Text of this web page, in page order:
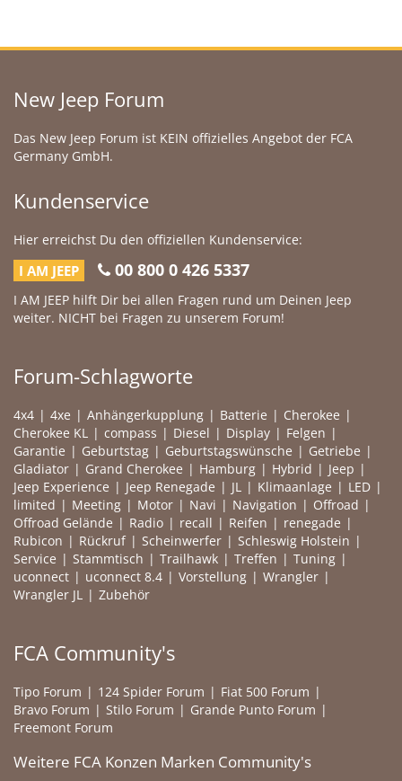
New Jeep Forum
Das New Jeep Forum ist KEIN offizielles Angebot der FCA
Germany GmbH.
Kundenservice
Hier erreichst Du den offiziellen Kundenservice:
I AM JEEP 00 800 0 426 5337
I AM JEEP hilft Dir bei allen Fragen rund um Deinen Jeep
weiter. NICHT bei Fragen zu unserem Forum!
Forum-Schlagworte
4x4 4xe Anhängerkupplung Batterie
Cherokee
Cherokee KL
compass Diesel Display
Felgen
Garantie
Geburtstag Geburtstagswünsche
Getriebe
Gladiator
Grand Cherokee Hamburg Hybrid
Jeep
Jeep Experience
Jeep Renegade JL Klimaanlage
LED
limited
Meeting Motor Navi Navigation
Offroad
Offroad Gelände
Radio recall Reifen
renegade
Rubicon
Rückruf Scheinwerfer
Schleswig Holstein
Service
Stammtisch Trailhawk Treffen
Tuning
uconnect
uconnect 8.4 Vorstellung
Wrangler
Wrangler JL
Zubehör
FCA Community's
Tipo Forum 124 Spider Forum
Fiat 500 Forum
Bravo Forum
Stilo Forum
Grande Punto Forum
Freemont Forum
Weitere FCA Konzen Marken Community's